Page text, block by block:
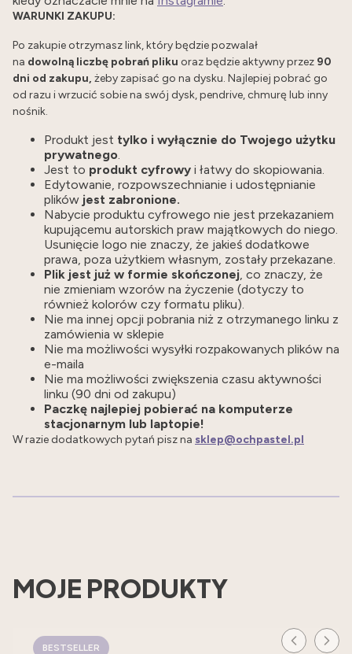
WARUNKI ZAKUPU:
Po zakupie otrzymasz link, który będzie pozwalał
na dowolną liczbę pobrań pliku oraz będzie aktywny przez 90
dni od zakupu, żeby zapisać go na dysku. Najlepiej pobrać go
od razu i wrzucić sobie na swój dysk, pendrive, chmurę lub inny
nośnik.
Produkt jest tylko i wyłącznie do Twojego użytku
prywatnego
Jest to produkt cyfrowy i łatwy do skopiowania.
Edytowanie, rozpowszechnianie i udostępnianie
plików jest zabronione.
Nabycie produktu cyfrowego nie jest przekazaniem
kupującemu autorskich praw majątkowych do niego.
Usunięcie logo nie znaczy, że jakieś dodatkowe
prawa, poza użytkiem własnym, zostały przekazane.
Plik jest już w formie skończonej , co znaczy, że
nie zmieniam wzorów na życzenie (dotyczy to
również kolorów czy formatu pliku).
Nie ma innej opcji pobrania niż z otrzymanego linku z
zamówienia w sklepie
Nie ma możliwości wysyłki rozpakowanych plików na
e-maila
Nie ma możliwości zwiększenia czasu aktywności
linku (90 dni od zakupu)
Paczkę najlepiej pobierać na komputerze
stacjonarnym lub laptopie!
W razie dodatkowych pytań pisz na sklep@ochpastel.pl
MOJE PRODUKTY
BESTSELLER